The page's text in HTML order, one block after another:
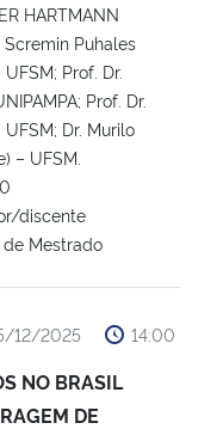
HARTMANN
Scremin Puhales
Prof. Dr.
Prof. Dr.
Dr. Murilo
– UFSM.
discente
Mestrado
12/2025 14:00
NO BRASIL
DE